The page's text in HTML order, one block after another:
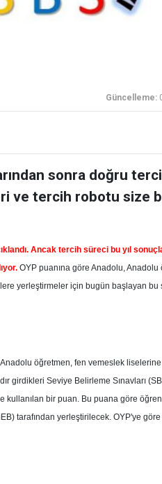
Güncelleme:
sonra doğru
ve tercih robotu size
Ancak tercih süreci bu yıl
OYP puanına göre Anadolu,
yerleştirmeler için bugün başlayan bu
öğretmen, fen vemeslek
girdikleri Seviye Belirleme Sınavları
kullanılan bir puan. Bu puana göre
tarafından yerleştirilecek. OYP'ye